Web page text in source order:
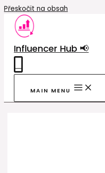
Přeskočit na obsah
Influencer Hub 📢
MAIN MENU